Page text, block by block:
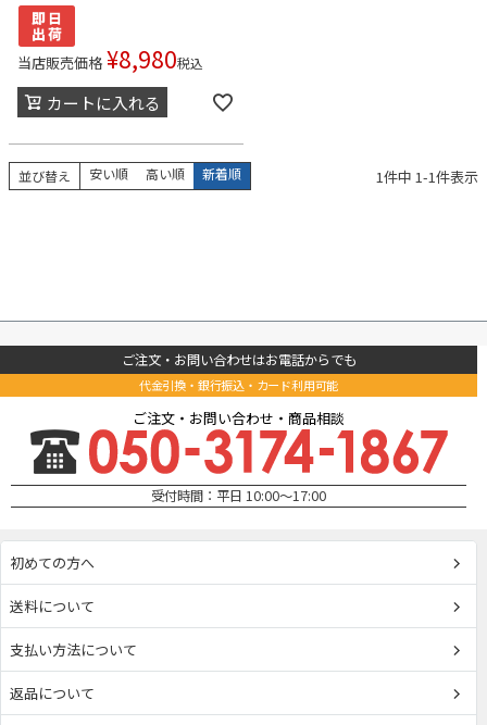
当店販売価格 ¥8,980税込
カートに入れる
並び替え 安い順 高い順 新着順 1件中 1-1件表示
ご注文・お問い合わせはお電話からでも
代金引換・銀行振込・カード利用可能
ご注文・お問い合わせ・商品相談
受付時間：平日 10:00～17:00
初めての方へ
送料について
支払い方法について
返品について